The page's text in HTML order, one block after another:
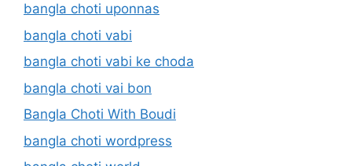
bangla choti uponnas
bangla choti vabi
bangla choti vabi ke choda
bangla choti vai bon
Bangla Choti With Boudi
bangla choti wordpress